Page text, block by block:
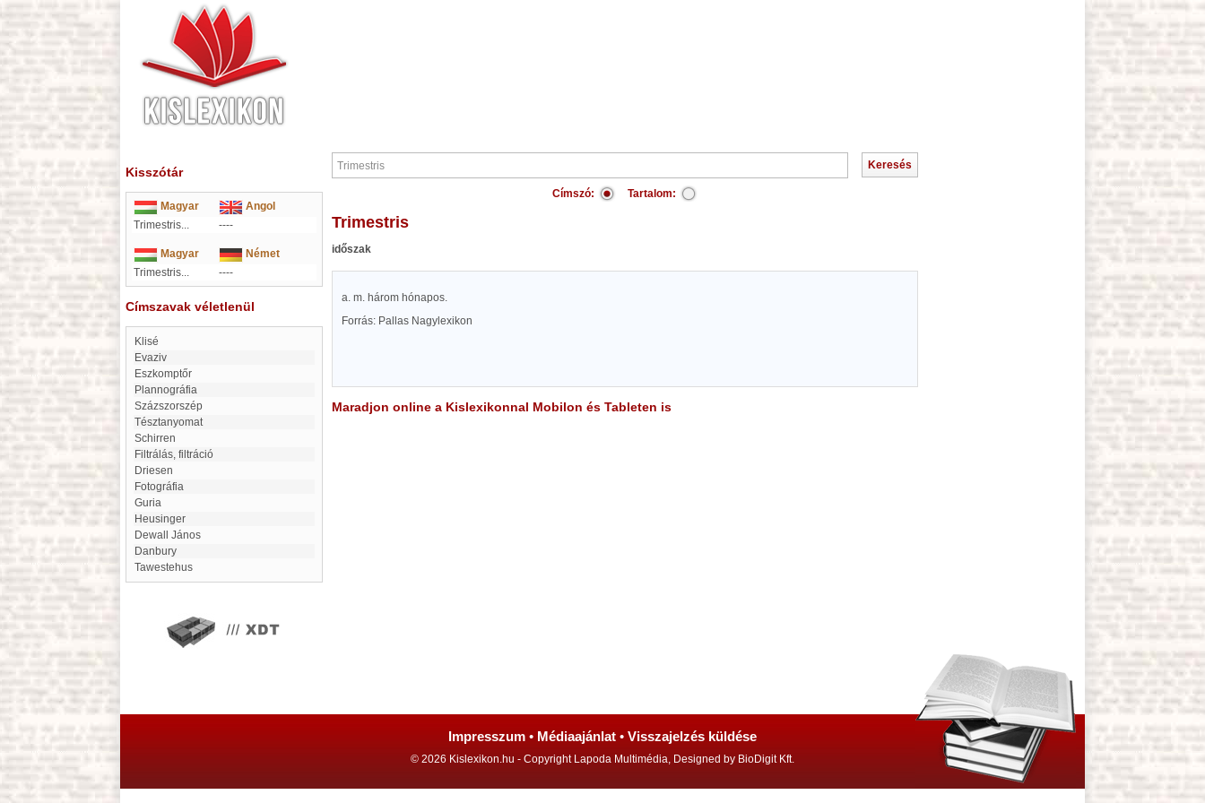
Kisszótár
Magyar
Angol
Trimestris...
----
Magyar
Német
Trimestris...
----
Címszavak véletlenül
klisé
evaziv
eszkomptőr
Plannográfia
Százszorszép
tésztanyomat
Schirren
filtrálás, filtráció
Driesen
fotográfia
Guria
Heusinger
Dewall János
Danbury
Tawestehus
Címszó: Tartalom:
Trimestris
időszak
a. m. három hónapos.
Forrás: Pallas Nagylexikon
Maradjon online a Kislexikonnal Mobilon és Tableten is
Impresszum • Médiaajánlat • Visszajelzés küldése
© 2026 Kislexikon.hu - Copyright Lapoda Multimédia, Designed by BioDigit Kft.